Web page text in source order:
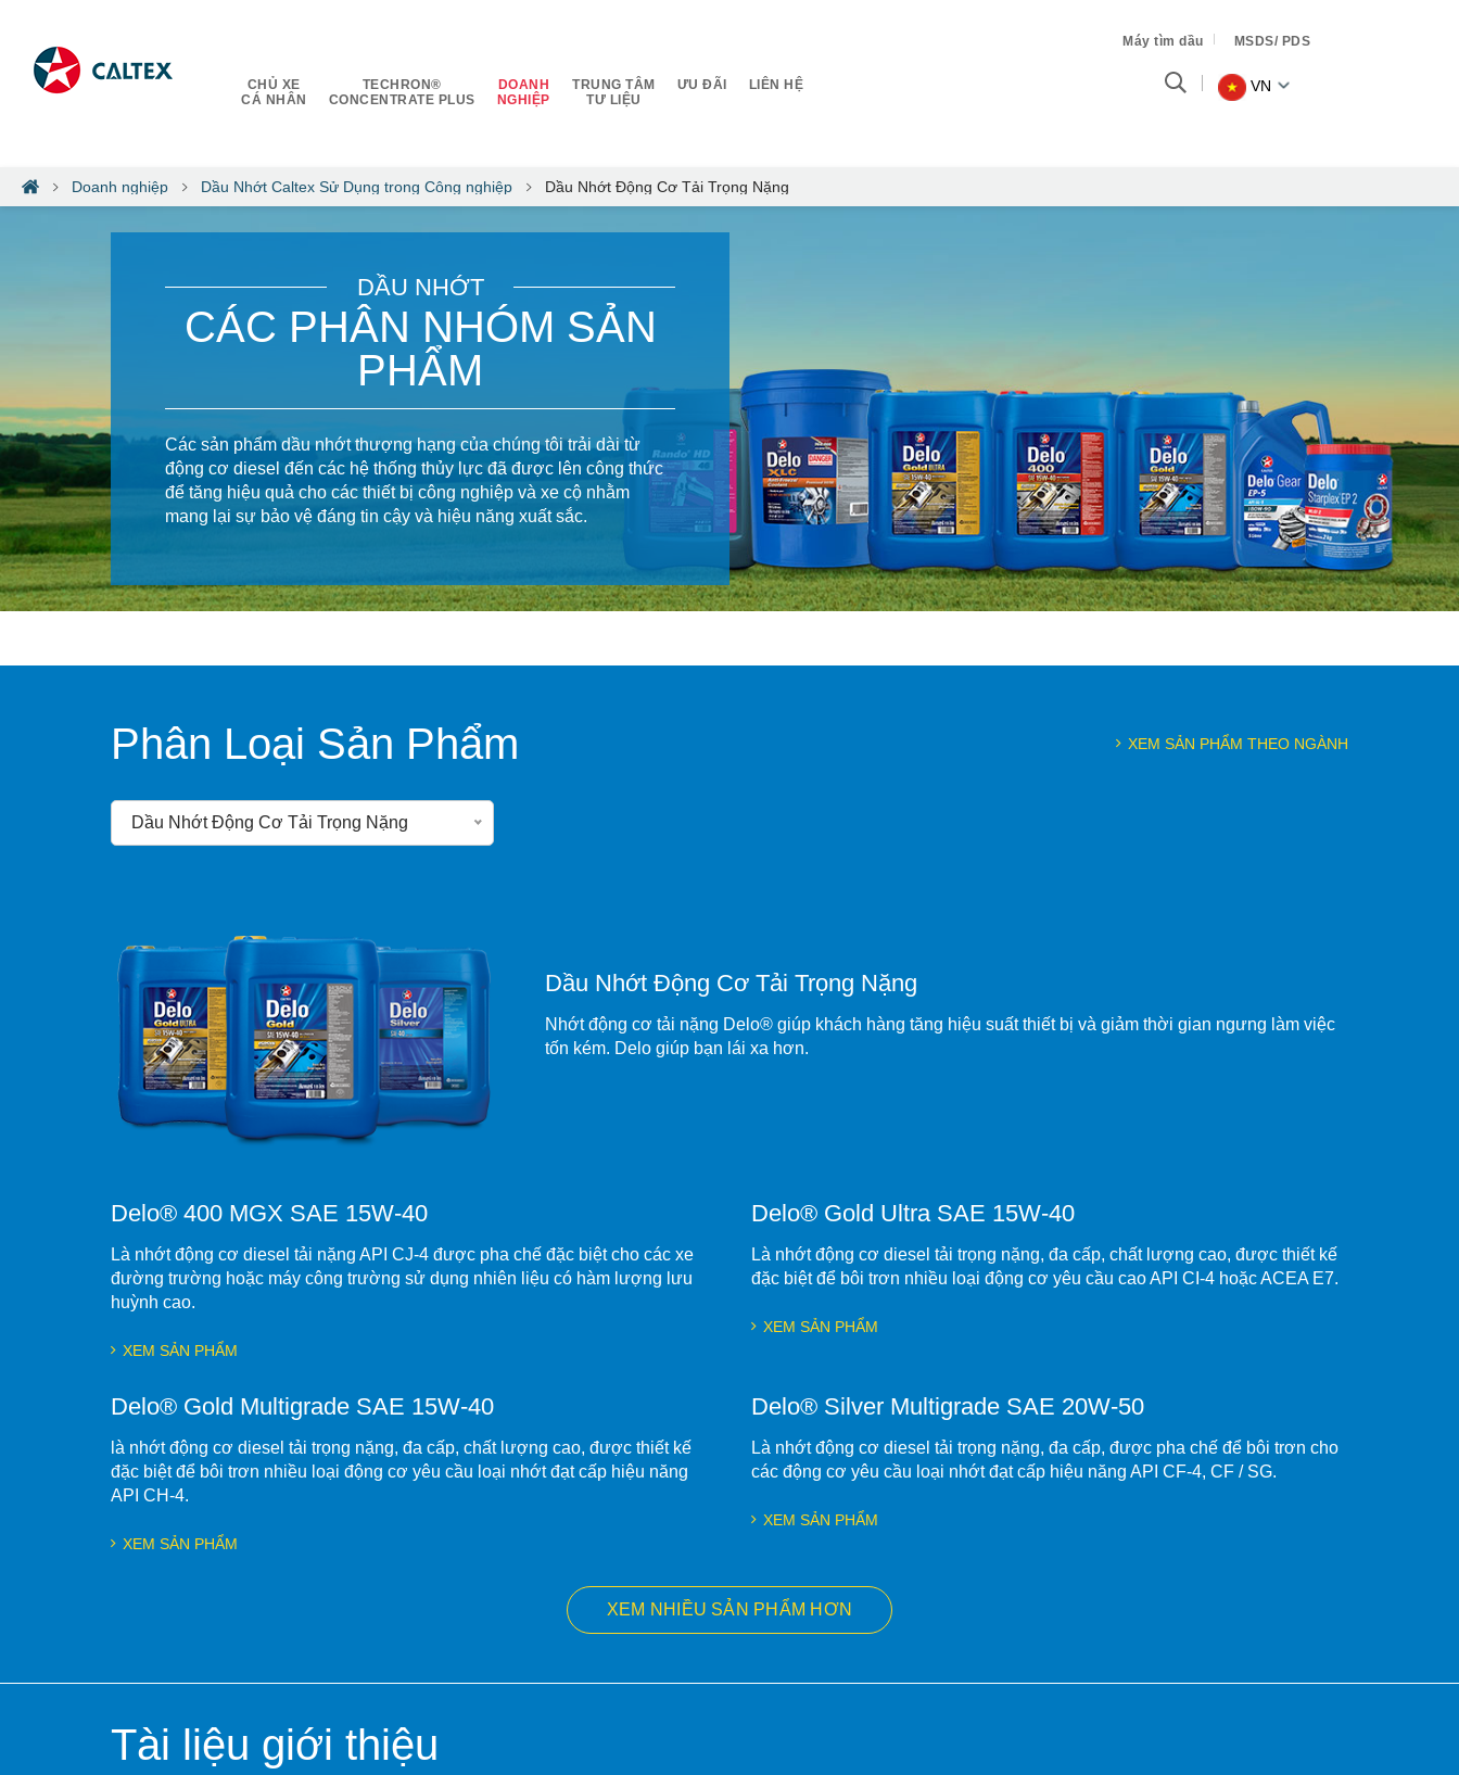
Máy tìm dầu MSDS/ PDS
CHỦ XE
CÁ NHÂN
TECHRON®
CONCENTRATE PLUS
DOANH
NGHIỆP
TRUNG TÂM
TƯ LIỆU
ƯU ĐÃI LIÊN HỆ VN
Doanh nghiệp Dầu Nhớt Caltex Sử Dụng trong Công nghiệp Dầu Nhớt Động Cơ Tải Trọng Nặng
DẦU NHỚT
CÁC PHÂN NHÓM SẢN
PHẨM
Các sản phẩm dầu nhớt thượng hạng của chúng tôi trải dài từ
động cơ diesel đến các hệ thống thủy lực đã được lên công thức
để tăng hiệu quả cho các thiết bị công nghiệp và xe cộ nhằm
mang lại sự bảo vệ đáng tin cậy và hiệu năng xuất sắc.
Phân Loại Sản Phẩm XEM SẢN PHẨM THEO NGÀNH
Dầu Nhớt Động Cơ Tải Trọng Nặng
Dầu Nhớt Động Cơ Tải Trọng Nặng
Nhớt động cơ tải nặng Delo® giúp khách hàng tăng hiệu suất thiết bị và giảm thời gian ngưng làm việc
tốn kém. Delo giúp bạn lái xa hơn.
Delo® 400 MGX SAE 15W-40
Là nhớt động cơ diesel tải nặng API CJ-4 được pha chế đặc biệt cho các xe
đường trường hoặc máy công trường sử dụng nhiên liệu có hàm lượng lưu
huỳnh cao.
XEM SẢN PHẨM
Delo® Gold Ultra SAE 15W-40
Là nhớt động cơ diesel tải trọng nặng, đa cấp, chất lượng cao, được thiết kế
đặc biệt để bôi trơn nhiều loại động cơ yêu cầu cao API CI-4 hoặc ACEA E7.
XEM SẢN PHẨM
Delo® Gold Multigrade SAE 15W-40
là nhớt động cơ diesel tải trọng nặng, đa cấp, chất lượng cao, được thiết kế
đặc biệt để bôi trơn nhiều loại động cơ yêu cầu loại nhớt đạt cấp hiệu năng
API CH-4.
XEM SẢN PHẨM
Delo® Silver Multigrade SAE 20W-50
Là nhớt động cơ diesel tải trọng nặng, đa cấp, được pha chế để bôi trơn cho
các động cơ yêu cầu loại nhớt đạt cấp hiệu năng API CF-4, CF / SG.
XEM SẢN PHẨM
XEM NHIỀU SẢN PHẨM HƠN
Tài liệu giới thiệu